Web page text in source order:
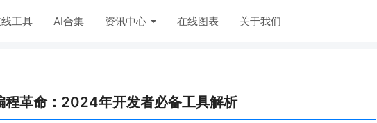
工具 AI合集 资讯中心 在线图表 关于我们
革命：2024年开发者必备工具解析